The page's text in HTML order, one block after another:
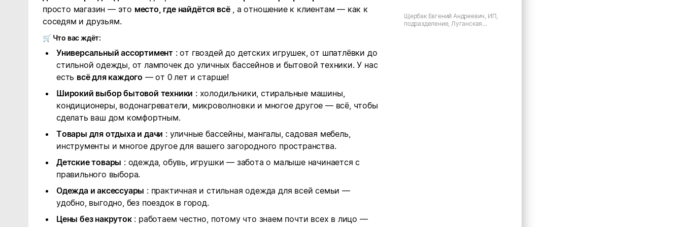
просто магазин — это место, где найдётся всё, а отношение к клиентам — как к
соседям и друзьям.
🛒Что вас ждёт:
Универсальный ассортимент : от гвоздей до детских игрушек, от шпатлёвки до
стильной одежды, от лампочек до уличных бассейнов и бытовой техники. У нас
есть всё для каждого — от 0 лет и старше!
Широкий выбор бытовой техники : холодильники, стиральные машины,
кондиционеры, водонагреватели, микроволновки и многое другое — всё, чтобы
сделать ваш дом комфортным.
Товары для отдыха и дачи : уличные бассейны, мангалы, садовая мебель,
инструменты и многое другое для вашего загородного пространства.
Детские товары : одежда, обувь, игрушки — забота о малыше начинается с
правильного выбора.
Одежда и аксессуары : практичная и стильная одежда для всей семьи —
удобно, выгодно, без поездок в город.
Цены без накруток: работаем честно, потому что знаем почти всех в лицо —
Щербак Евгений Андреевич, ИП,
подразделение, Луганская